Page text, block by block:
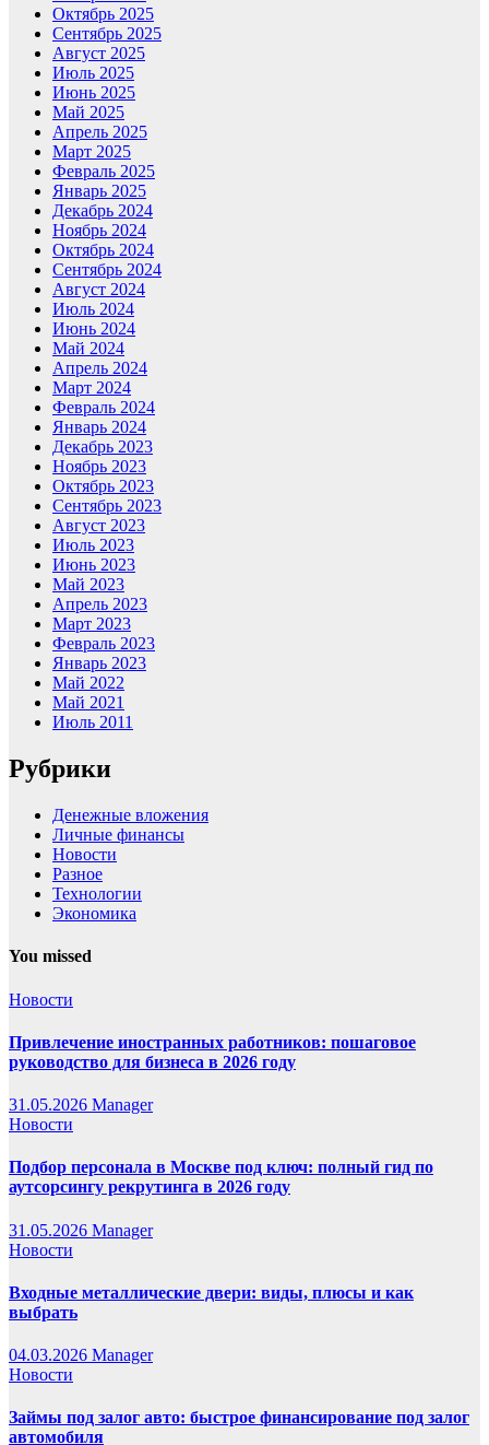
Октябрь 2025
Сентябрь 2025
Август 2025
Июль 2025
Июнь 2025
Май 2025
Апрель 2025
Март 2025
Февраль 2025
Январь 2025
Декабрь 2024
Ноябрь 2024
Октябрь 2024
Сентябрь 2024
Август 2024
Июль 2024
Июнь 2024
Май 2024
Апрель 2024
Март 2024
Февраль 2024
Январь 2024
Декабрь 2023
Ноябрь 2023
Октябрь 2023
Сентябрь 2023
Август 2023
Июль 2023
Июнь 2023
Май 2023
Апрель 2023
Март 2023
Февраль 2023
Январь 2023
Май 2022
Май 2021
Июль 2011
Рубрики
Денежные вложения
Личные финансы
Новости
Разное
Технологии
Экономика
You missed
Новости
Привлечение иностранных работников: пошаговое
руководство для бизнеса в 2026 году
31.05.2026 Manager
Новости
Подбор персонала в Москве под ключ: полный гид по
аутсорсингу рекрутинга в 2026 году
31.05.2026 Manager
Новости
Входные металлические двери: виды, плюсы и как
выбрать
04.03.2026 Manager
Новости
Займы под залог авто: быстрое финансирование под залог
автомобиля